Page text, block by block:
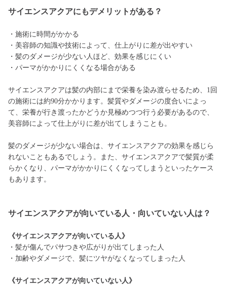
サイエンスアクアにもデメリットがある？
・施術に時間がかかる
・美容師の知識や技術によって、仕上がりに差が出やすい
・髪のダメージが少ない人ほど、効果を感じにくい
・パーマがかかりにくくなる場合がある
サイエンスアクアは髪の内部にまで栄養を染み渡らせるため、1回
の施術には約90分かかります。髪質やダメージの度合いによっ
て、栄養が行き渡ったかどうか見極めつつ行う必要があるので、
美容師によって仕上がりに差が出てしまうことも。
髪のダメージが少ない場合は、サイエンスアクアの効果を感じら
れないこともあるでしょう。また、サイエンスアクアで髪質が柔
らかくなり、パーマがかかりにくくなってしまうといったケース
もあります。
サイエンスアクアが向いている人・向いていない人は？
《サイエンスアクアが向いている人》
・髪が傷んでパサつきや広がりが出てしまった人
・加齢やダメージで、髪にツヤがなくなってしまった人
《サイエンスアクアが向いていない人》